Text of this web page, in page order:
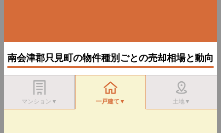
南会津郡只見町の物件種別ごとの売却相場と動向
マンション▼ 一戸建て▼ 土地▼